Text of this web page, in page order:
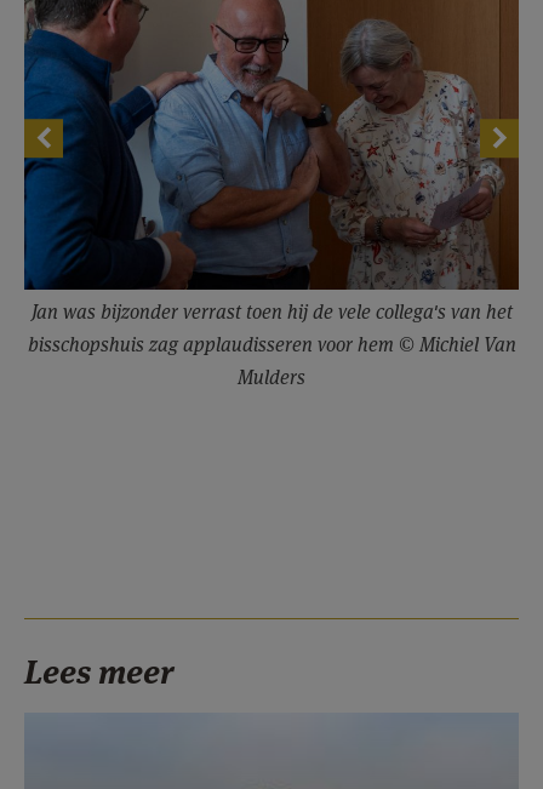
Jan was bijzonder verrast toen hij de vele collega's van het
bisschopshuis zag applaudisseren voor hem © Michiel Van
Mulders
Lees meer